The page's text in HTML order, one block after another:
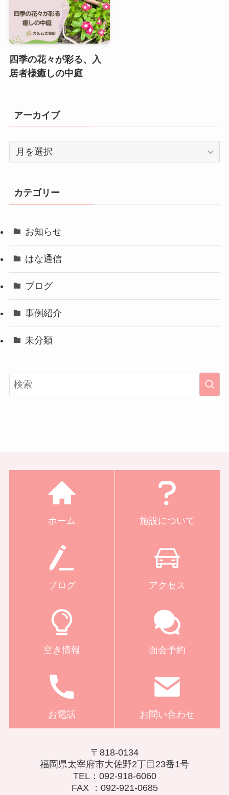
四季の花々が彩る、入
居者様癒しの中庭
アーカイブ
ー
イ
ブ
カテゴリー
お知らせ
はな通信
ブログ
事例紹介
未分類
ホーム 施設について
ブログ アクセス
空き情報 面会予約
お電話 お問い合わせ
〒818-0134
福岡県太宰府市大佐野2丁目23番1号
TEL：092-918-6060
FAX ：092-921-0685